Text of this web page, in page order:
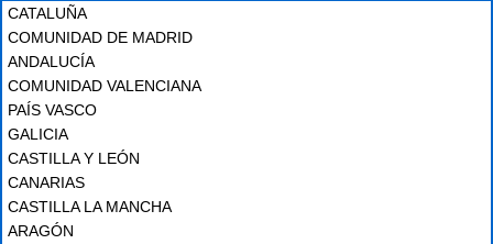
CATALUÑA
COMUNIDAD DE MADRID
ANDALUCÍA
COMUNIDAD VALENCIANA
PAÍS VASCO
GALICIA
CASTILLA Y LEÓN
CANARIAS
CASTILLA LA MANCHA
ARAGÓN